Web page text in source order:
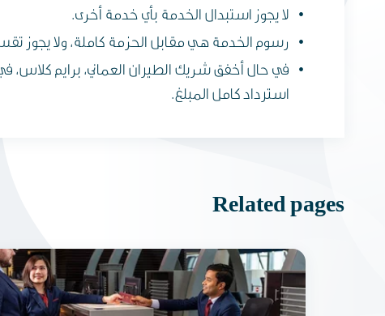
لا يجوز استبدال الخدمة بأي خدمة أخرى.
رسوم الخدمة هي مقابل الحزمة كاملة، ولا يجوز
في حال أخفق شريك الطيران العماني، برايم كلاس،
استرداد كامل المبلغ.
Related pages